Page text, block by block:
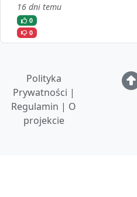
16 dni temu
0
0
Polityka
Prywatności |
Regulamin | O
projekcie